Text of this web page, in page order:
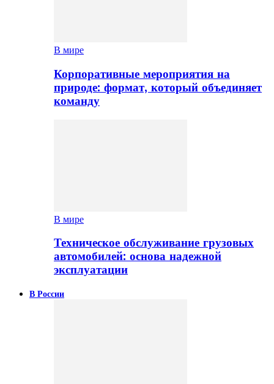
В мире
Корпоративные мероприятия на
природе: формат, который объединяет
команду
В мире
Техническое обслуживание грузовых
автомобилей: основа надежной
эксплуатации
В России